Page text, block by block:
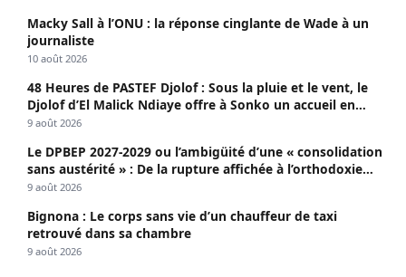
Macky Sall à l’ONU : la réponse cinglante de Wade à un
journaliste
10 août 2026
48 Heures de PASTEF Djolof : Sous la pluie et le vent, le
Djolof d’El Malick Ndiaye offre à Sonko un accueil en
apothéose
9 août 2026
Le DPBEP 2027-2029 ou l’ambigüité d’une « consolidation
sans austérité » : De la rupture affichée à l’orthodoxie
budgétaire, une analyse critique de la trajectoire
9 août 2026
Bignona : Le corps sans vie d’un chauffeur de taxi
retrouvé dans sa chambre
9 août 2026